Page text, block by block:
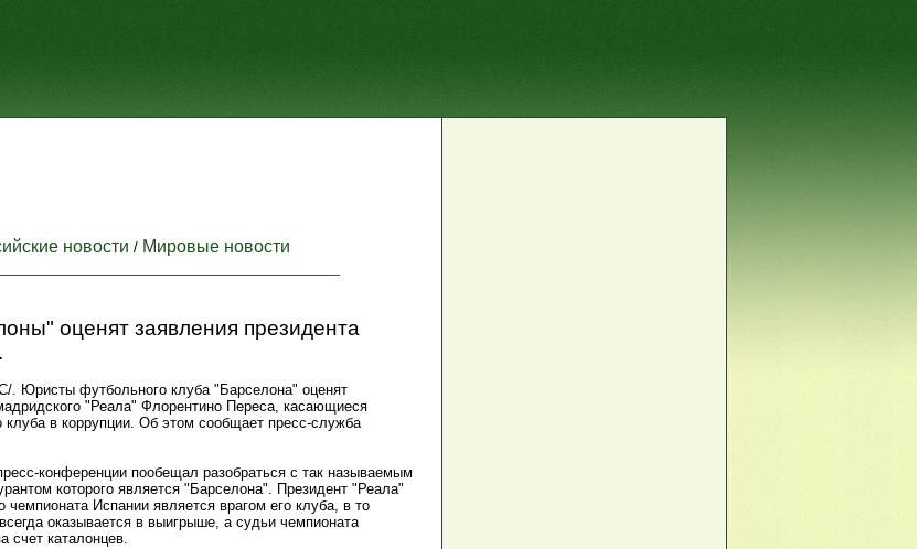
новости / Мировые новости
оценят заявления президента
Юристы футбольного клуба "Барселона" оценят
"Реала" Флорентино Переса, касающиеся
клуба в коррупции. Об этом сообщает пресс-служба
конференции пообещал разобраться с так называемым
которого является "Барселона". Президент "Реала"
чемпионата Испании является врагом его клуба, в то
оказывается в выигрыше, а судьи чемпионата
счет каталонцев.